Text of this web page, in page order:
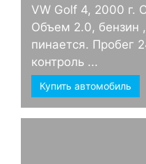
VW Golf 4, 2000 г.
Объем 2.0, бензин
пинается. Пробег
контроль ...
Купить автомобиль